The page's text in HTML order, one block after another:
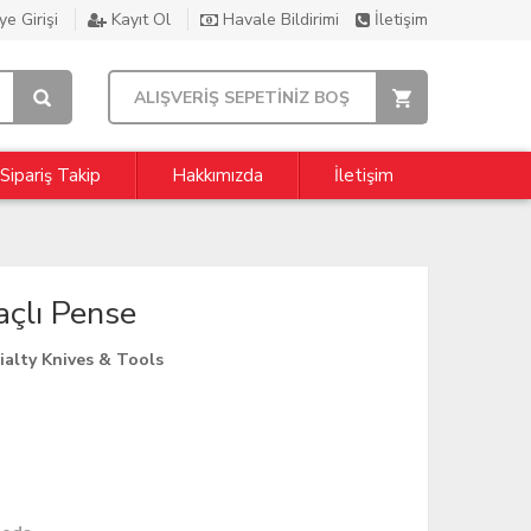
Girişi Kayıt Ol Havale Bildirimi İletişim
ALIŞVERİŞ SEPETİNİZ BOŞ
Sipariş Takip Hakkımızda İletişim
Pense
Knives & Tools